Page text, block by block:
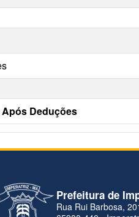
Deduções
Prefeitura de
Rua Rui Barbosa,